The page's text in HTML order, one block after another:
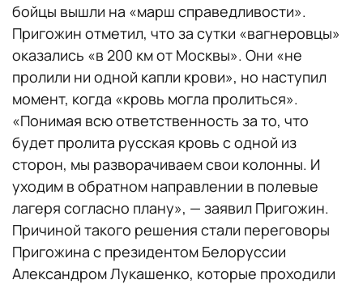
бойцы вышли на «марш справедливости».
Пригожин отметил, что за сутки «вагнеровцы»
оказались «в 200 км от Москвы». Они «не
пролили ни одной капли крови», но наступил
момент, когда «кровь могла пролиться».
«Понимая всю ответственность за то, что
будет пролита русская кровь с одной из
сторон, мы разворачиваем свои колонны. И
уходим в обратном направлении в полевые
лагеря согласно плану», — заявил Пригожин.
Причиной такого решения стали переговоры
Пригожина с президентом Белоруссии
Александром Лукашенко, которые проходили